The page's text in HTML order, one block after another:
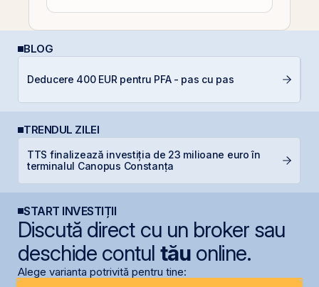
BLOG
Deducere 400 EUR pentru PFA - pas cu pas
TRENDUL ZILEI
TTS finalizează investiția de 23 milioane euro în
terminalul Canopus Constanța
START INVESTIȚII
Discută direct cu un broker sau
deschide contul tăuonline.
Alege varianta potrivită pentru tine: